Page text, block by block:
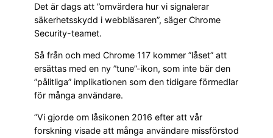
Det är dags att ”omvärdera hur vi signalerar
säkerhetsskydd i webbläsaren”, säger Chrome
Security-teamet.
Så från och med Chrome 117 kommer ”låset” att
ersättas med en ny ”tune”-ikon, som inte bär den
”pålitliga” implikationen som den tidigare förmedlar
för många användare.
”Vi gjorde om låsikonen 2016 efter att vår
forskning visade att många användare missförstod